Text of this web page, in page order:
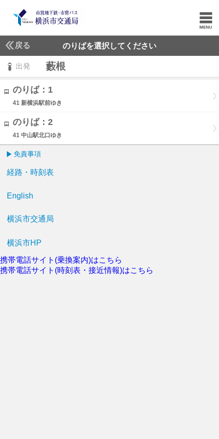
戻る のりばを選択してください
出発 藪根
のりば：1
41 新横浜駅前ゆき
のりば：2
41 中山駅北口ゆき
免責事項
経路・時刻表
English
横浜市交通局
横浜市HP
携帯電話サイト(乗換案内)はこちら
携帯電話サイト(時刻表・接近情報)はこちら